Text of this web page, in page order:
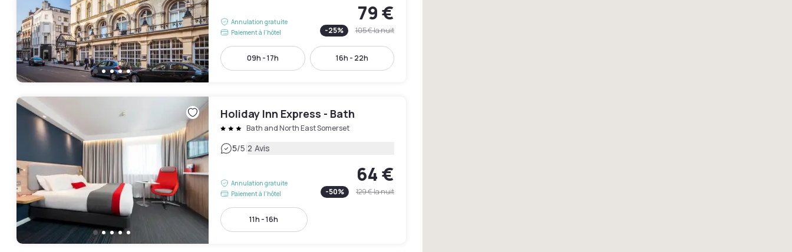
Annulation gratuite
Paiement à l'hôtel
79 €
-25% 105 €la nuit
09h - 17h 16h - 22h
Holiday Inn Express - Bath
Bath and North East Somerset
5/5|2 Avis
Annulation gratuite
Paiement à l'hôtel
64 €
-50% 129 €la nuit
11h - 16h